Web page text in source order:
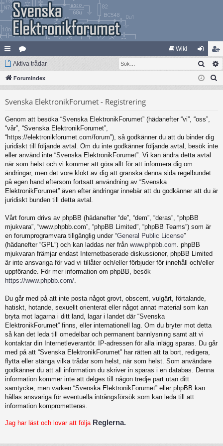
na
bb
ar
at
eg
Wiki
og
ga
li
m
Aktiva trådar Sök
Forumindex
Svenska ElektronikForumet - Registrering
Genom att besöka “Svenska ElektronikForumet” (hädanefter “vi”, “oss”,
“vår”, “Svenska ElektronikForumet”,
“https://elektronikforumet.com/forum”), så godkänner du att du binder dig
juridiskt till följande avtal. Om du inte godkänner följande avtal, besök inte
eller använd inte “Svenska ElektronikForumet”. Vi kan ändra detta avtal
när som helst och vi kommer att göra allt för att informera dig om
ändringar, men det vore klokt av dig att granska denna sida regelbundet
på egen hand eftersom fortsatt användning av “Svenska
ElektronikForumet” även efter ändringar innebär att du godkänner att du är
juridiskt bunden till detta avtal.
Vårt forum drivs av phpBB (hädanefter “de”, “dem”, “deras”, “phpBB
mjukvara”, “www.phpbb.com”, “phpBB Limited”, “phpBB Teams”) som är
en forumprogramvara tillgänglig under “General Public License”
(hädanefter “GPL”) och kan laddas ner från www.phpbb.com . phpBB
mjukvaran främjar endast Internetbaserade diskussioner, phpBB Limited
är inte ansvariga för vad vi tillåter och/eller förbjuder för innehåll och/eller
uppförande. För mer information om phpBB, besök
https://www.phpbb.com/
Du går med på att inte posta något grovt, obscent, vulgärt, förtalande,
hatiskt, hotande, sexuellt orienterat eller något annat material som kan
bryta mot lagarna i ditt land, lagar i landet där “Svenska
ElektronikForumet” finns, eller internationell lag. Om du bryter mot detta
så kan det leda till omedelbar och permanent bannlysning samt att vi
kontaktar din Internetleverantör. IP-adressen för alla inlägg sparas. Du går
med på att “Svenska ElektronikForumet” har rätten att ta bort, redigera,
flytta eller stänga vilka trådar som helst, när som helst. Som användare
godkänner du att all information du skriver in sparas i en databas. Denna
information kommer inte att delges till någon tredje part utan ditt
samtycke, men varken “Svenska ElektronikForumet” eller phpBB kan
hållas ansvariga för eventuella intrångsförsök som kan leda till att
information komprometteras.
Jag har läst och lovar att följa Reglerna.